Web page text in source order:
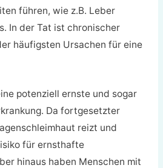
führen, wie z.B. Leber
In der Tat ist chronischer
häufigsten Ursachen für eine
potenziell ernste und sogar
Da fortgesetzter
reizt und
für ernsthafte
hinaus haben Menschen mit